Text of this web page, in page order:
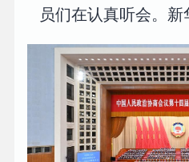
员们在认真听会。